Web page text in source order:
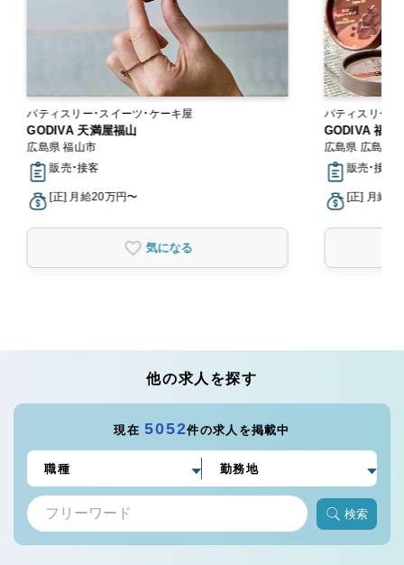
パティスリー・スイーツ・ケーキ屋
GODIVA 天満屋福山
広島県 福山市
販売・接客
[正] 月給20万円〜
気になる
パティスリー・
GODIVA 福屋
広島県 広島市
販売・接客
[正] 月給
他の求人を探す
現在5052件の求人を掲載中
検索